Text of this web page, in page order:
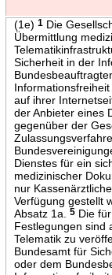
(1e) 1Die
Übermittlung
Sicherheit in der
auf ihrer
der Anbieter eines
gegenüber der
Dienstes für ein
medizinischer
nur
Verfügung gestellt
Absatz 1a.
5Die für
Festlegungen sind
Telematik zu
Bundesamt für
oder dem